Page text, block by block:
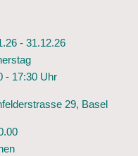
- 31.12.26
- 17:30 Uhr
29, Basel